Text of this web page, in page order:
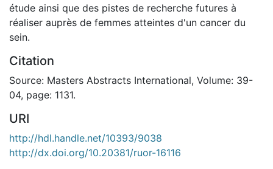
étude ainsi que des pistes de recherche futures à
réaliser auprès de femmes atteintes d'un cancer du
sein.
Citation
Source: Masters Abstracts International, Volume: 39-
04, page: 1131.
URI
http://hdl.handle.net/10393/9038
http://dx.doi.org/10.20381/ruor-16116